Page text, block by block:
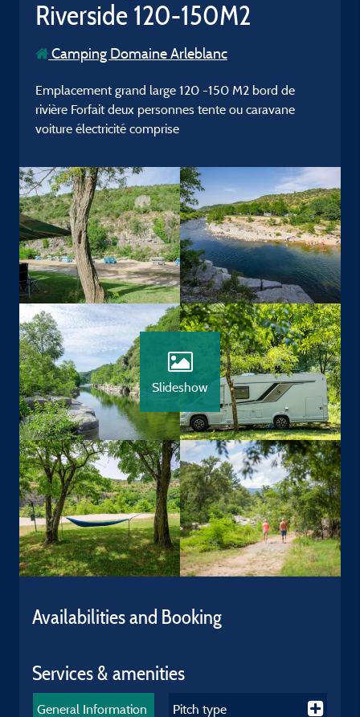
Riverside 120-150M2
Camping Domaine Arleblanc
Emplacement grand large 120 -150 M2 bord de
rivière Forfait deux personnes tente ou caravane
voiture électricité comprise
Slideshow
Availabilities and Booking
Services & amenities
General Information Pitch type